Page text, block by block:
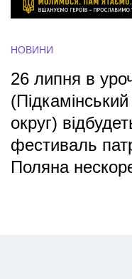
НОВИНИ
26 липня в
округ)
фестиваль
Поляна